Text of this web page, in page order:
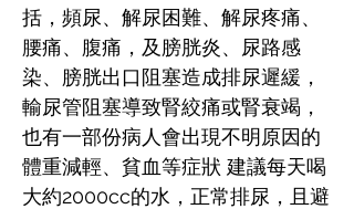
括，頻尿、解尿困難、解尿疼痛、
腰痛、腹痛，及膀胱炎、尿路感
染、膀胱出口阻塞造成排尿遲緩，
輸尿管阻塞導致腎絞痛或腎衰竭，
也有一部份病人會出現不明原因的
體重減輕、貧血等症狀 建議每天喝
大約2000cc的水，正常排尿，且避